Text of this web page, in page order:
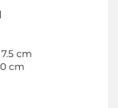
cm
cm